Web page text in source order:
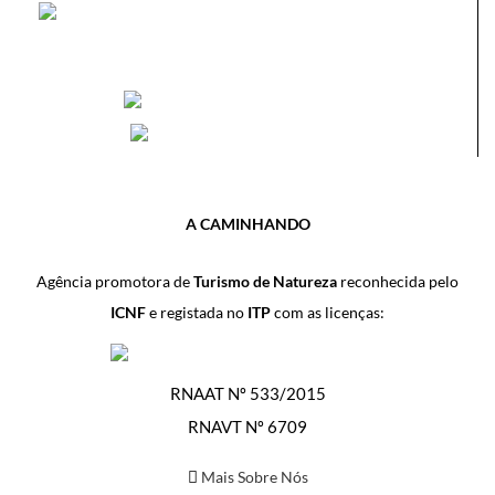
A CAMINHANDO
Agência promotora deTurismo de Natureza reconhecida pelo
ICNFe registada no ITPcom as licenças:
RNAAT Nº 533/2015
RNAVT Nº 6709
Mais Sobre Nós